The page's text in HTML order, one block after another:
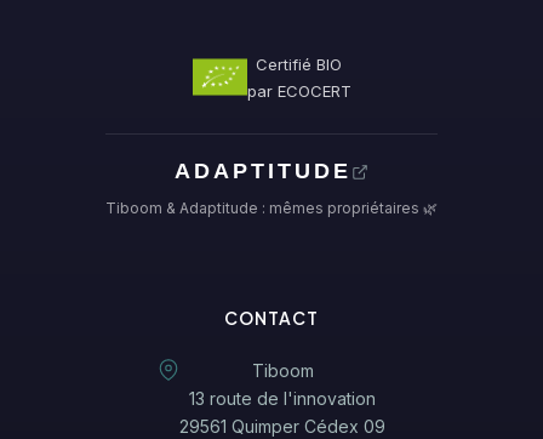
Certifié BIO
par ECOCERT
ADAPTITUDE
Tiboom & Adaptitude : mêmes propriétaires 🌿
CONTACT
Tiboom
13 route de l'innovation
29561 Quimper Cédex 09